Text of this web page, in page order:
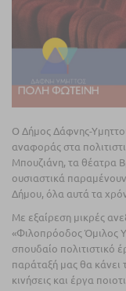
Ο Δήμος Δάφνης-
αναφοράς στα
Μπουζιάνη, τα θέατρα
ουσιαστικά
Δήμου, όλα αυτά τα
Με εξαίρεση μικρές
«Φιλοπρόοδος Όμιλος
σπουδαίο πολιτιστικό
παράταξή μας θα κάνει
κινήσεις και έργα